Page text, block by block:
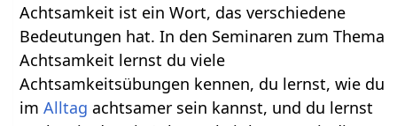
Achtsamkeit ist ein Wort, das verschiedene
Bedeutungen hat. In den Seminaren zum Thema
Achtsamkeit lernst du viele
Achtsamkeitsübungen kennen, du lernst, wie du
imAlltag achtsamer sein kannst, und du lernst